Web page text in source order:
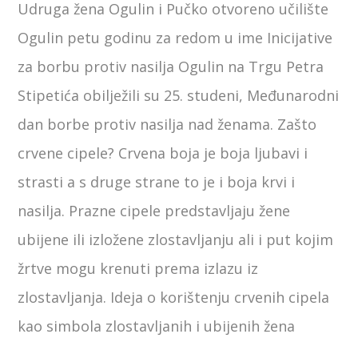
Udruga žena Ogulin i Pučko otvoreno učilište
Ogulin petu godinu za redom u ime Inicijative
za borbu protiv nasilja Ogulin na Trgu Petra
Stipetića obilježili su 25. studeni, Međunarodni
dan borbe protiv nasilja nad ženama. Zašto
crvene cipele? Crvena boja je boja ljubavi i
strasti a s druge strane to je i boja krvi i
nasilja. Prazne cipele predstavljaju žene
ubijene ili izložene zlostavljanju ali i put kojim
žrtve mogu krenuti prema izlazu iz
zlostavljanja. Ideja o korištenju crvenih cipela
kao simbola zlostavljanih i ubijenih žena